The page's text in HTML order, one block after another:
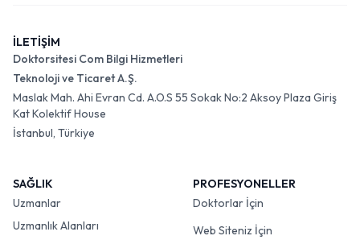
İLETİŞİM
Doktorsitesi Com Bilgi Hizmetleri
Teknoloji ve Ticaret A.Ş.
Maslak Mah. Ahi Evran Cd. A.O.S 55 Sokak No:2 Aksoy Plaza Giriş
Kat Kolektif House
İstanbul, Türkiye
SAĞLIK
Uzmanlar
Uzmanlık Alanları
PROFESYONELLER
Doktorlar İçin
Web Siteniz İçin